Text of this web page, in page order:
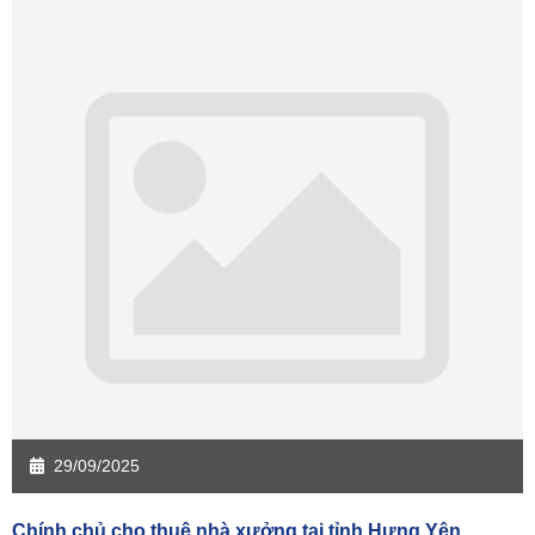
29/09/2025
Chính chủ cho thuê nhà xưởng tại tỉnh Hưng Yên